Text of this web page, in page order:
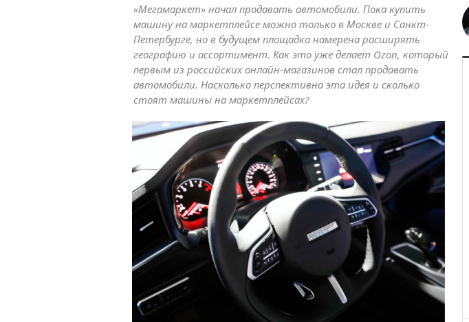
«Мегамаркет» начал продавать автомобили. Пока купить
машину на маркетплейсе можно только в Москве и Санкт-
Петербурге, но в будущем площадка намерена расширять
географию и ассортимент. Как это уже делает Ozon, который
первым из российских онлайн-магазинов стал продавать
автомобили. Насколько перспективна эта идея и сколько
стоят машины на маркетплейсах?